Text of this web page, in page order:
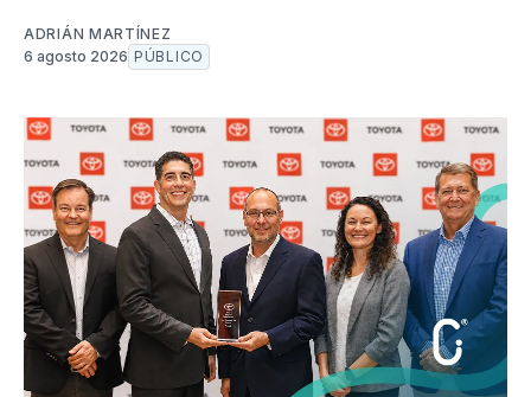
ADRIÁN MARTÍNEZ
6 agosto 2026 PÚBLICO